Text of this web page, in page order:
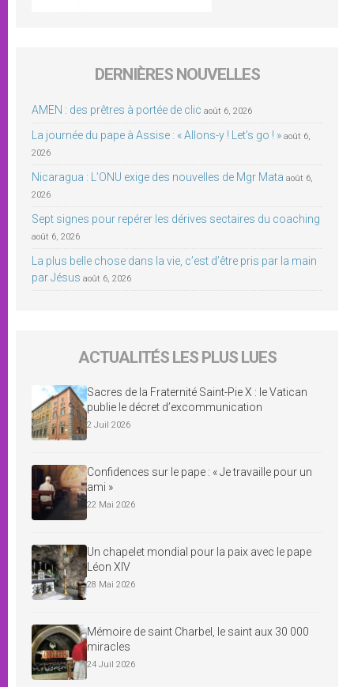
DERNIÈRES NOUVELLES
AMEN : des prêtres à portée de clic août 6, 2026
La journée du pape à Assise : « Allons-y ! Let’s go ! » août 6,
2026
Nicaragua : L’ONU exige des nouvelles de Mgr Mata août 6,
2026
Sept signes pour repérer les dérives sectaires du coaching
août 6, 2026
La plus belle chose dans la vie, c’est d’être pris par la main
par Jésus août 6, 2026
ACTUALITÉS LES PLUS LUES
Sacres de la Fraternité Saint-Pie X : le Vatican
publie le décret d’excommunication
2 Juil 2026
Confidences sur le pape : « Je travaille pour un
ami »
22 Mai 2026
Un chapelet mondial pour la paix avec le pape
Léon XIV
28 Mai 2026
Mémoire de saint Charbel, le saint aux 30 000
miracles
24 Juil 2026